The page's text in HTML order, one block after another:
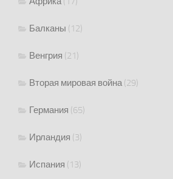
Балканы (12)
Венгрия (21)
Вторая мировая война (29)
Германия (65)
Ирландия (3)
Испания (13)